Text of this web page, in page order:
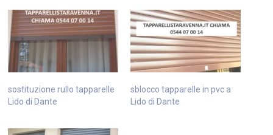
sostituzione rullo tapparelle
Lido di Dante
sblocco tapparelle in pvc a
Lido di Dante